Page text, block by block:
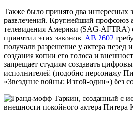
Также было принято два интересных
развлечений. Крупнейший профсоюз
телевидения Америки (SAG-AFTRA)
принятии этих законов. AB 2602
получали разрешение у актера перед
создания копии его голоса и
запрещает студиям создавать
исполнителей (подобно персонажу
«Звездные войны: Изгой-один») без